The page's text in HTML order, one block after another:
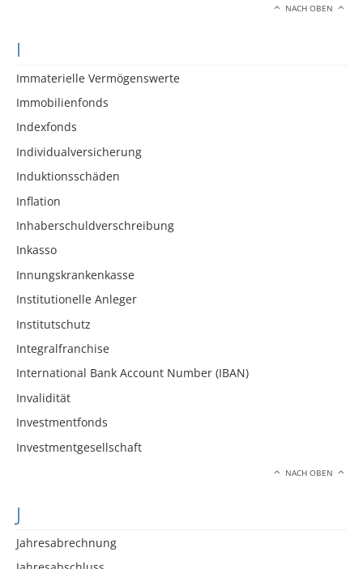
NACH OBEN
I
Immaterielle Vermögenswerte
Immobilienfonds
Indexfonds
Individualversicherung
Induktionsschäden
Inflation
Inhaberschuldverschreibung
Inkasso
Innungskrankenkasse
Institutionelle Anleger
Institutschutz
Integralfranchise
International Bank Account Number (IBAN)
Invalidität
Investmentfonds
Investmentgesellschaft
NACH OBEN
J
Jahresabrechnung